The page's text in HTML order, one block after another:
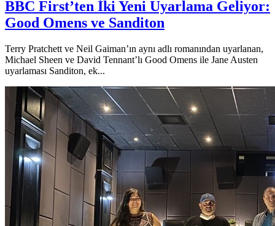
BBC First’ten İki Yeni Uyarlama Geliyor:
Good Omens ve Sanditon
Terry Pratchett ve Neil Gaiman’ın aynı adlı romanından uyarlanan,
Michael Sheen ve David Tennant’lı Good Omens ile Jane Austen
uyarlaması Sanditon, ek...